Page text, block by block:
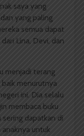
saya yang
yang paling
semua dapat
Lina, Devi, dan
menjadi terang
baik menurutnya
ini. Dia selalu
membaca buku
sering dapatkan di
untuk